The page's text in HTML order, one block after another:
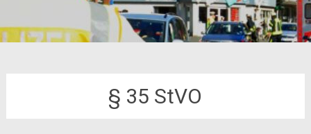
§ 35 StVO